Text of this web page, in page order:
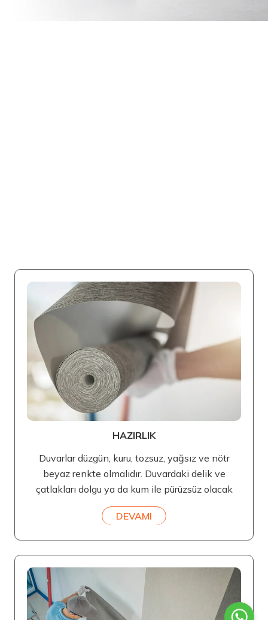
HAZIRLIK
Duvarlar düzgün, kuru, tozsuz, yağsız ve nötr
beyaz renkte olmalıdır. Duvardaki delik ve
çatlakları dolgu ya da kum ile pürüzsüz olacak
DEVAMI